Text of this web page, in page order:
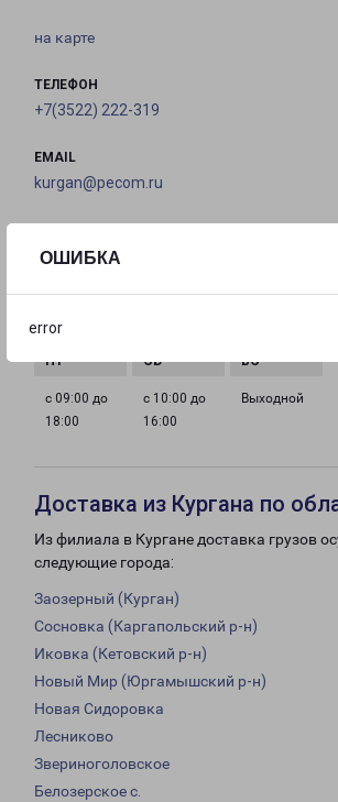
ОШИБКА
error
на карте
ТЕЛЕФОН
+7(3522) 222-319
EMAIL
kurgan@pecom.ru
18:00
с 09:00 до
18:00
с 10:00 до
16:00
Выходной
Доставка из Кургана по
Из филиала в Кургане доставка грузов
следующие города:
Заозерный (Курган)
Сосновка (Каргапольский р-н)
Иковка (Кетовский р-н)
Новый Мир (Юргамышский р-н)
Новая Сидоровка
Лесниково
Звериноголовское
Белозерское с.